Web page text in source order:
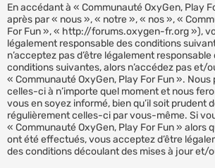
En accédant à « Communauté OxyGen, Play
après par « nous », « notre », « nos », «
For Fun », « http://forums.oxygen-fr.org »),
légalement responsable des conditions
n’acceptez pas d’être légalement
conditions suivantes, alors n’accédez pas et/
« Communauté OxyGen, Play For Fun ».
celles-ci à n’importe quel moment et nous
vous en soyez informé, bien qu’il soit prudent
régulièrement celles-ci par vous-même. Si
« Communauté OxyGen, Play For Fun » alors
ont été effectués, vous acceptez d’être
des conditions découlant des mises à jour et/